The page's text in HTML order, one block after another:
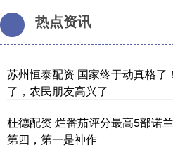
热点资讯
苏州恒泰配资 国家终于动真格
了，农民朋友高兴了
杜德配资 烂番茄评分最高5部诺
第四，第一是神作